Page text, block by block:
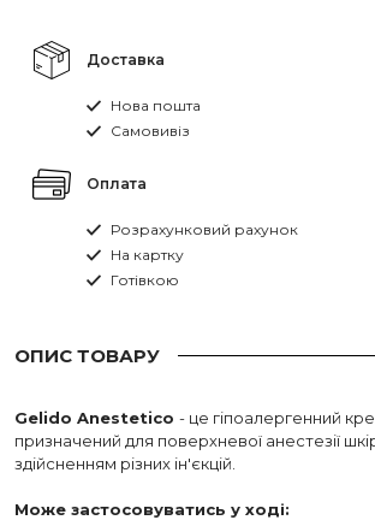
Доставка
Нова пошта
Самовивіз
Оплата
Розрахунковий рахунок
На картку
Готівкою
ОПИС ТОВАРУ
Gelido Anestetico - це гіпоалергенний
призначений для поверхневої анестезії
здійсненням різних ін'єкцій.
Може застосовуватись у ході: